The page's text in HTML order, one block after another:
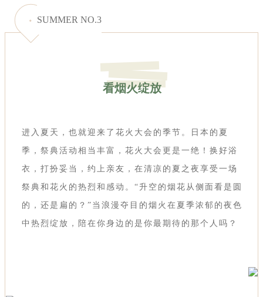
SUMMER NO.3
看烟火绽放
进入夏天，也就迎来了花火大会的季节。日本的夏
季，祭典活动相当丰富，花火大会更是一绝！换好浴
衣，打扮妥当，约上亲友，在清凉的夏之夜享受一场
祭典和花火的热烈和感动。“升空的烟花从侧面看是圆
的，还是扁的？”当浪漫夺目的烟火在夏季浓郁的夜色
中热烈绽放，陪在你身边的是你最期待的那个人吗？